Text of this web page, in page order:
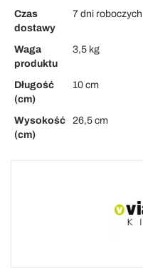
Czas
dostawy
7 dni roboczych
Waga
produktu
3,5 kg
Długość
(cm)
10 cm
Wysokość
(cm)
26,5 cm